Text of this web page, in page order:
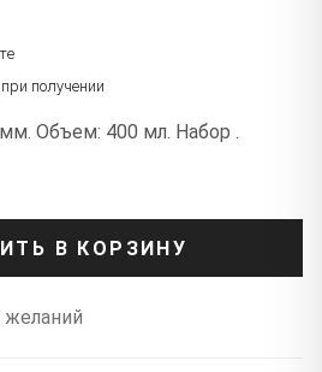
получении
Объем: 400 мл. Набор .
В КОРЗИНУ